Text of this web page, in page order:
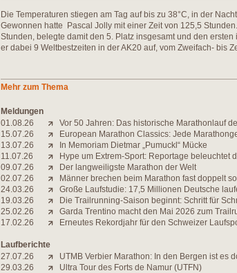
Die Temperaturen stiegen am Tag auf bis zu 38°C, in der
Gewonnen hatte Pascal Jolly mit einer Zeit von 125,5
Stunden, belegte damit den 5. Platz insgesamt und den
er dabei 9 Weltbestzeiten in der AK20 auf, vom Zweifach- bis
Mehr zum Thema
Meldungen
01.08.26
Vor 50 Jahren: Das historische Marathonlauf
15.07.26
European Marathon Classics: Jede
13.07.26
In Memoriam Dietmar „Pumuckl“ Mücke
11.07.26
Hype um Extrem-Sport: Reportage beleuchtet
09.07.26
Der langweiligste Marathon der Welt
02.07.26
Männer brechen beim Marathon fast doppelt
24.03.26
Große Laufstudie: 17,5 Millionen Deutsche
19.03.26
Die Trailrunning-Saison beginnt: Schritt für
25.02.26
Garda Trentino macht den Mai 2026 zum
17.02.26
Erneutes Rekordjahr für den Schweizer
Laufberichte
27.07.26
UTMB Verbier Marathon: In den Bergen ist es
29.03.26
Ultra Tour des Forts de Namur (UTFN)